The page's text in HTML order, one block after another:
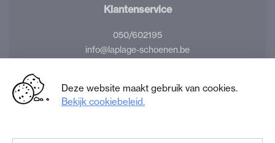
Klantenservice
050/602195
info@laplage-schoenen.be
FacebookInstagram
Deze website maakt gebruik van cookies.
Bekijk cookiebeleid.